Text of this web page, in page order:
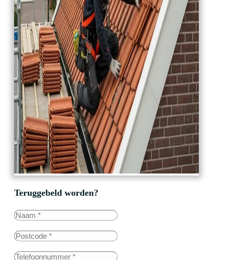
Teruggebeld worden?